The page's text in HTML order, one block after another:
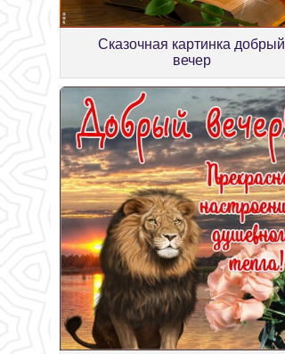
Сказочная картинка добрый
вечер